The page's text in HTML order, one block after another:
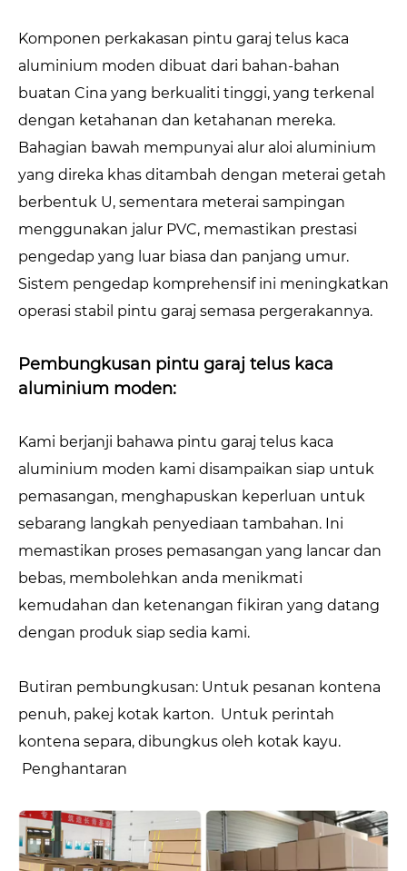
Komponen perkakasan pintu garaj telus kaca
aluminium moden dibuat dari bahan-bahan
buatan Cina yang berkualiti tinggi, yang terkenal
dengan ketahanan dan ketahanan mereka.
Bahagian bawah mempunyai alur aloi aluminium
yang direka khas ditambah dengan meterai getah
berbentuk U, sementara meterai sampingan
menggunakan jalur PVC, memastikan prestasi
pengedap yang luar biasa dan panjang umur.
Sistem pengedap komprehensif ini meningkatkan
operasi stabil pintu garaj semasa pergerakannya.
Pembungkusan pintu garaj telus kaca
aluminium moden:
Kami berjanji bahawa pintu garaj telus kaca
aluminium moden kami disampaikan siap untuk
pemasangan, menghapuskan keperluan untuk
sebarang langkah penyediaan tambahan. Ini
memastikan proses pemasangan yang lancar dan
bebas, membolehkan anda menikmati
kemudahan dan ketenangan fikiran yang datang
dengan produk siap sedia kami.
Butiran pembungkusan: Untuk pesanan kontena
penuh, pakej kotak karton. Untuk perintah
kontena separa, dibungkus oleh kotak kayu.
Penghantaran